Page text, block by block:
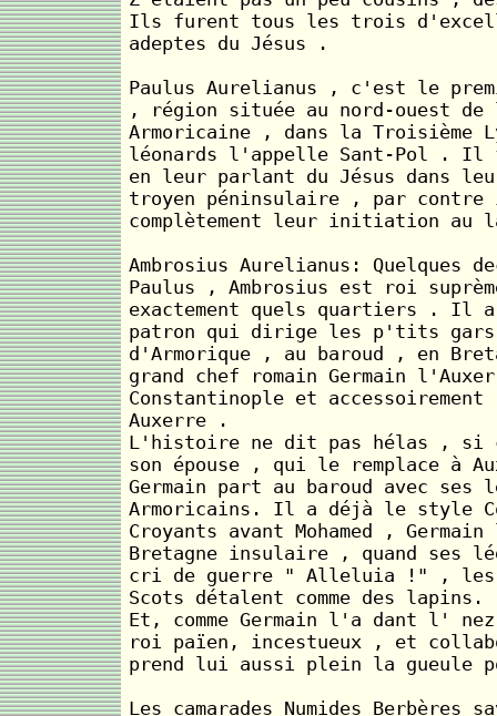
Ils furent tous les trois
adeptes du Jésus .
Paulus Aurelianus , c'est le
, région située au nord-ouest de
Armoricaine , dans la Troisième
léonards l'appelle Sant-Pol .
en leur parlant du Jésus dans
troyen péninsulaire , par
complètement leur initiation
Ambrosius Aurelianus: Quelques
Paulus , Ambrosius est roi
exactement quels quartiers . Il a
patron qui dirige les p'tits gars
d'Armorique , au baroud , en
grand chef romain Germain
Constantinople et
Auxerre .
L'histoire ne dit pas hélas , si
son épouse , qui le remplace à
Germain part au baroud avec ses
Armoricains. Il a déjà le style
Croyants avant Mohamed ,
Bretagne insulaire , quand ses
cri de guerre " Alleluia !" ,
Scots détalent comme des lapins.
Et, comme Germain l'a dant l'
roi païen, incestueux , et
prend lui aussi plein la gueule
Les camarades Numides Berbères